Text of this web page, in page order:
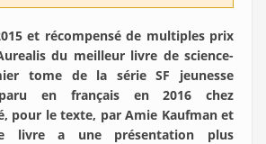
et récompensé de multiples prix
du meilleur livre de science-
tome de la série SF jeunesse
en français en 2016 chez
pour le texte, par Amie Kaufman et
livre a une présentation plus